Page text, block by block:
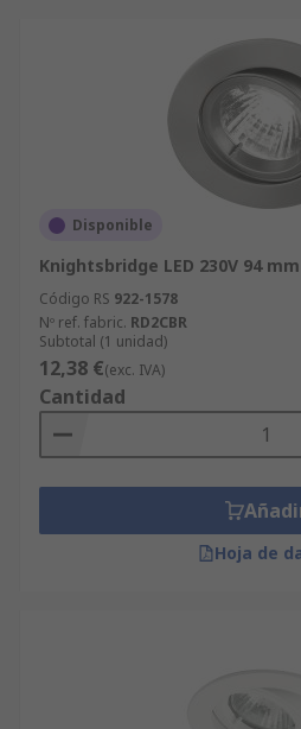
Disponible
Knightsbridge LED 230V 94
Código RS 922-1578
Nº ref. fabric. RD2CBR
Subtotal (1 unidad)
12,38 €(exc. IVA)
Cantidad
Hoja de